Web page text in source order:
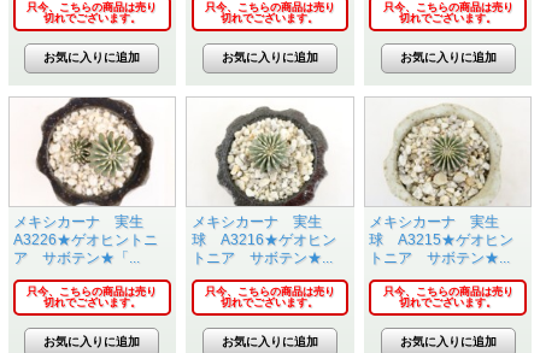
只今、こちらの商品は売り
切れでございます。
只今、こちらの商品は売り
切れでございます。
只今、こちらの商品は売り
切れでございます。
メキシカーナ 実生
A3226★ゲオヒントニ
ア サボテン★「...
只今、こちらの商品は売り
切れでございます。
メキシカーナ 実生
球 A3216★ゲオヒン
トニア サボテン★...
只今、こちらの商品は売り
切れでございます。
メキシカーナ 実生
球 A3215★ゲオヒン
トニア サボテン★...
只今、こちらの商品は売り
切れでございます。